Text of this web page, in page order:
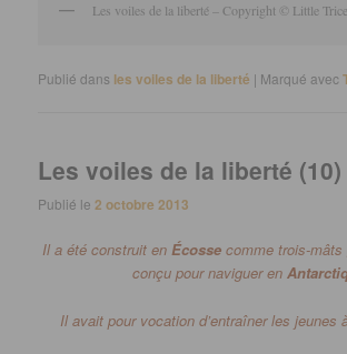
Les voiles de la liberté – Copyright © Little Trice
Publié dans les voiles de la liberté | Marqué avec
Les voiles de la liberté (10)
Publié le2 octobre 2013
Il a été construit en Écossecomme trois-mâts
conçu pour naviguer en
Il avait pour vocation d’entraîner les jeunes